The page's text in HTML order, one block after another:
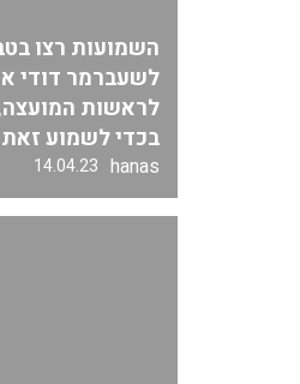
השמועות רצו
לשעברמר דודי
לראשות
בכדי לשמוע
hanas
14.04.23